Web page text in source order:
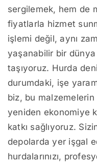
sergilemek, hem de
fiyatlarla hizmet
işlemi değil, aynı
yaşanabilir bir dünya
taşıyoruz. Hurda
durumdaki, işe
biz, bu
yeniden ekonomiye
katkı sağlıyoruz.
depolarda yer işgal
hurdalarınızı,